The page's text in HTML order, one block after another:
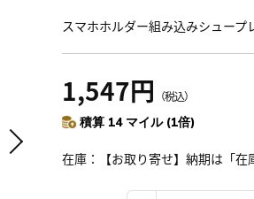
スマホホルダー組み込みシュープ
1,547円 （税込）
積算 14 マイル (1倍)
在庫 【お取り寄せ】納期は「